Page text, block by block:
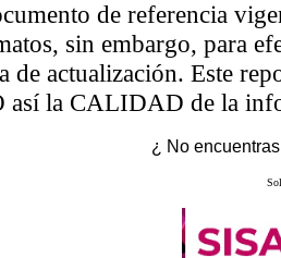
de referencia
sin embargo, para
de actualización. Este
así la CALIDAD de la
¿ No